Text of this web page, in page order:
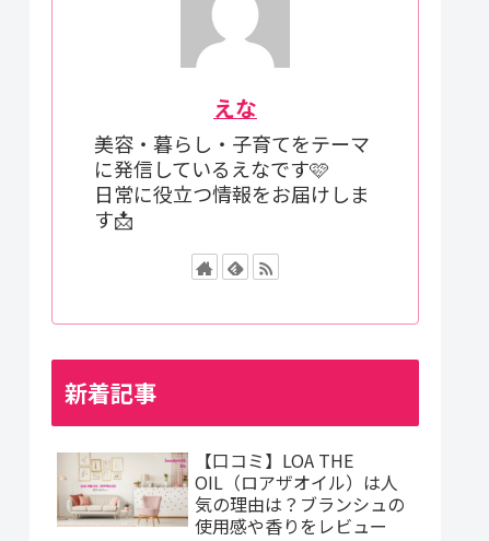
えな
美容・暮らし・子育てをテーマ
に発信しているえなです🩷
日常に役立つ情報をお届けしま
す📩
新着記事
【口コミ】LOA THE
OIL（ロアザオイル）は人
気の理由は？ブランシュの
使用感や香りをレビュー